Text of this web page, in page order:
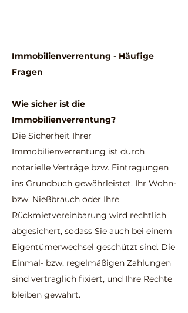
Immobilienverrentung - Häufige
Fragen
Wie sicher ist die
Immobilienverrentung?
Die Sicherheit Ihrer
Immobilienverrentung ist durch
notarielle Verträge bzw. Eintragungen
ins Grundbuch gewährleistet. Ihr Wohn-
bzw. Nießbrauch oder Ihre
Rückmietvereinbarung wird rechtlich
abgesichert, sodass Sie auch bei einem
Eigentümerwechsel geschützt sind. Die
Einmal- bzw. regelmäßigen Zahlungen
sind vertraglich fixiert, und Ihre Rechte
bleiben gewahrt.